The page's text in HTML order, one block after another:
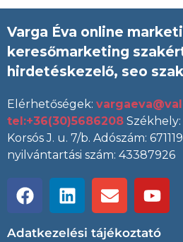
Varga Éva online
keresőmarketing
hirdetéskezelő, seo
Elérhetőségek:
tel:+36(30)5686208 Székhely:
Korsós J. u. 7/b. Adószám:
nyilvántartási szám: 43387926
Adatkezelési tájékoztató